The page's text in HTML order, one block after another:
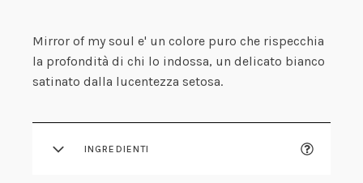
Mirror of my soul e' un colore puro che rispecchia
la profondità di chi lo indossa, un delicato bianco
satinato dalla lucentezza setosa.
INGREDIENTI